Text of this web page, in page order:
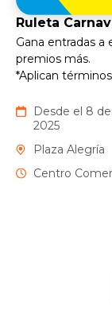
Ruleta
Gana entradas a
premios más.
*Aplican
Desde el 8
2025
Plaza Alegría
Centro